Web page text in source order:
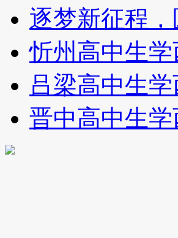
逐梦新征程
忻州高中生
吕梁高中生
晋中高中生